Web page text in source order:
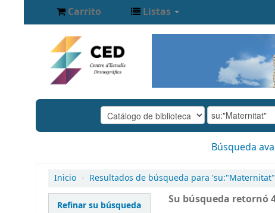
Carrito Listas
Búsqueda
Inicio › Resultados de búsqueda para
Refinar su búsqueda Su búsqueda retornó